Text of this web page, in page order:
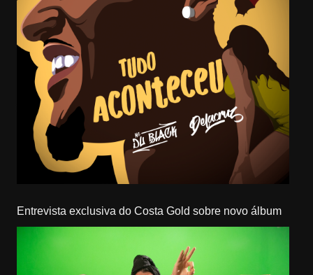
Entrevista exclusiva do Costa Gold sobre novo álbum